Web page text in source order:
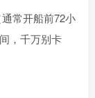
常开船前72小
，千万别卡